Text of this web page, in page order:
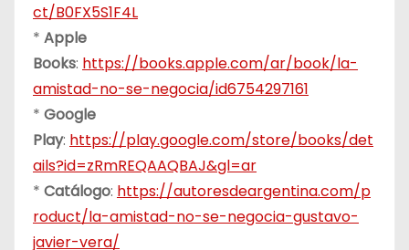
ct/B0FX5S1F4L
* Apple
Books: https://books.apple.com/ar/book/la-
amistad-no-se-negocia/id6754297161
* Google
Play: https://play.google.com/store/books/det
ails?id=zRmREQAAQBAJ&gl=ar
* Catálogo: https://autoresdeargentina.com/p
roduct/la-amistad-no-se-negocia-gustavo-
javier-vera/